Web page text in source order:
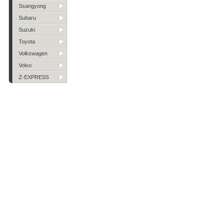
Ssangyong
Subaru
Suzuki
Toyota
Volkswagen
Volvo
Z-EXPRESS